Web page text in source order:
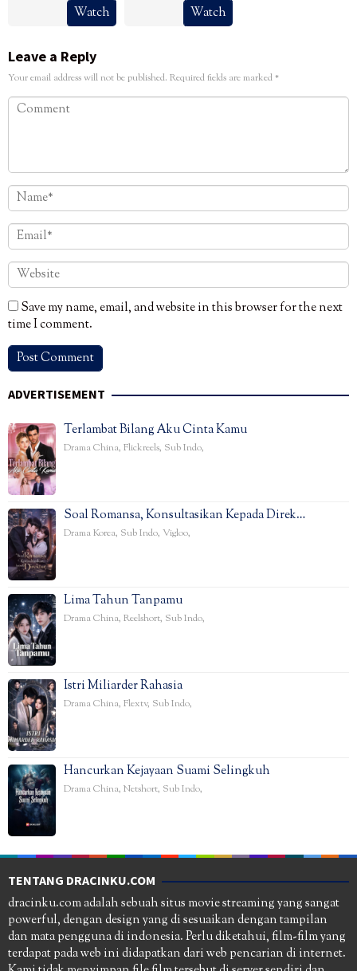
Watch Watch
Leave a Reply
Your email address will not be published. Required fields are marked*
Save my name, email, and website in this browser for the next
time I comment.
ADVERTISEMENT
Terlambat Bilang Aku Cinta Kamu
Drama China, Flickreels, Sub Indo,
Soal Romansa, Konsultasikan Kepada Direk…
Drama Korea, Sub Indo, Vigloo,
Lima Tahun Tanpamu
Drama China, Reelshort, Sub Indo,
Istri Miliarder Rahasia
Drama China, Flextv, Sub Indo,
Hancurkan Kejayaan Suami Selingkuh
Drama China, Netshort, Sub Indo,
TENTANG DRACINKU.COM
dracinku.com adalah sebuah situs movie streaming yang sangat
powerful, dengan design yang di sesuaikan dengan tampilan
dan mata pengguna di indonesia. Perlu diketahui, film-film yang
terdapat pada web ini didapatkan dari web pencarian di internet.